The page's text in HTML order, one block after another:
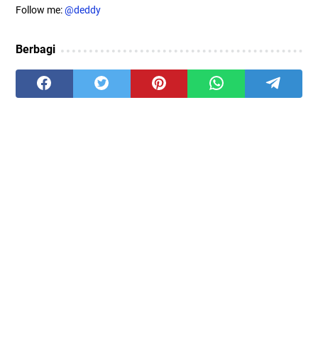
Follow me:@deddy
Berbagi